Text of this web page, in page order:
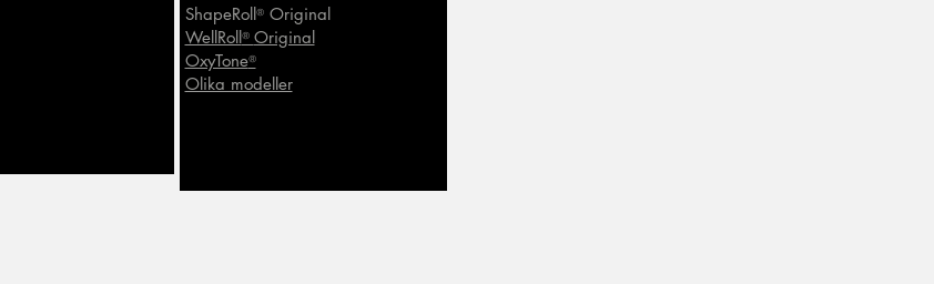
ShapeRoll®Original
WellRoll® Original
OxyTone®
Olika modeller